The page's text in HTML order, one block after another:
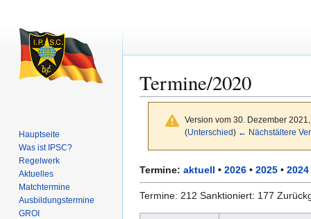
Termine/2020
Version vom 30. Dezember
(Unterschied) ← Nächstältere
Zur
Navigation
springen
Zur
Suche
springen
Termine: aktuell • 2026 • 2025 • 2024
Termine: 212 Sanktioniert: 177
Hauptseite
Was ist IPSC?
Regelwerk
Aktuelles
Matchtermine
Ausbildungs­termine
GROI